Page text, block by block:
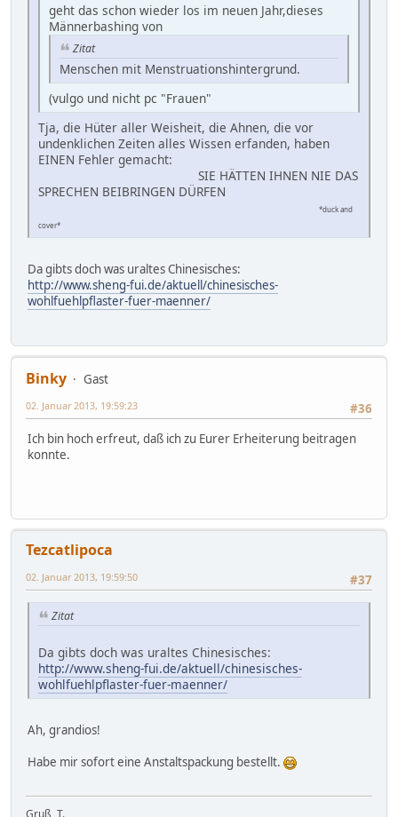
geht das schon wieder los im neuen Jahr,dieses
Männerbashing von
Zitat
Menschen mit Menstruationshintergrund.
(vulgo und nicht pc "Frauen"
Tja, die Hüter aller Weisheit, die Ahnen, die vor
undenklichen Zeiten alles Wissen erfanden, haben
EINEN Fehler gemacht:
SIE HÄTTEN IHNEN NIE DAS
SPRECHEN BEIBRINGEN DÜRFEN
*duck and
cover*
Da gibts doch was uraltes Chinesisches:
http://www.sheng-fui.de/aktuell/chinesisches-
wohlfuehlpflaster-fuer-maenner/
Binky
Gast
#36
02. Januar 2013, 19:59:23
Ich bin hoch erfreut, daß ich zu Eurer Erheiterung beitragen
konnte.
Tezcatlipoca
#37
02. Januar 2013, 19:59:50
Zitat
Da gibts doch was uraltes Chinesisches:
http://www.sheng-fui.de/aktuell/chinesisches-
wohlfuehlpflaster-fuer-maenner/
Ah, grandios!
Habe mir sofort eine Anstaltspackung bestellt.